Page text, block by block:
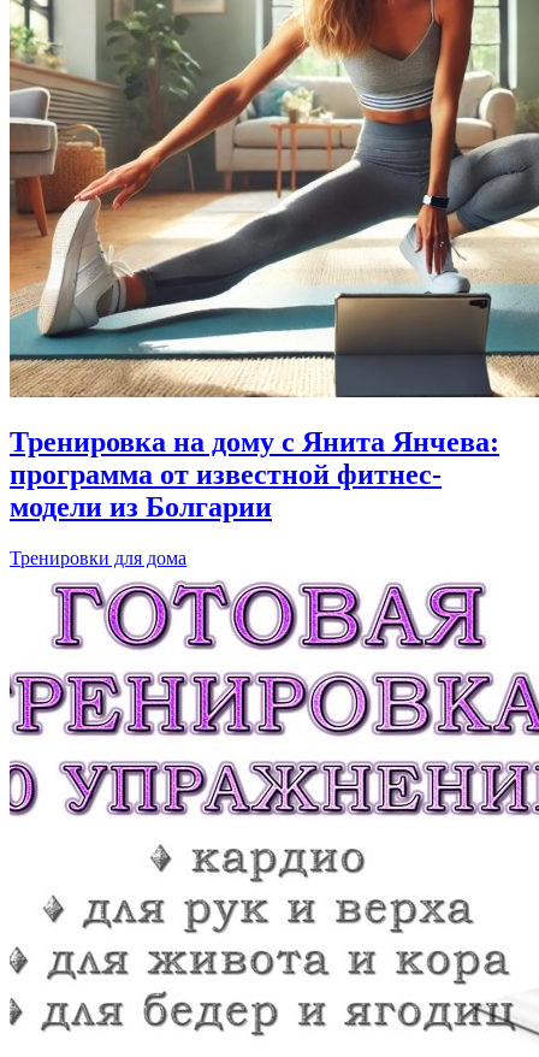
Тренировка на дому с Янита Янчева:
программа от известной фитнес-
модели из Болгарии
Тренировки для дома